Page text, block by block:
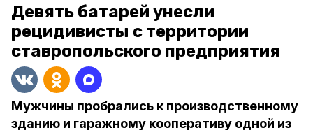
Девять батарей унесли
рецидивисты с территории
ставропольского предприятия
Мужчины пробрались к производственному
зданию и гаражному кооперативу одной из